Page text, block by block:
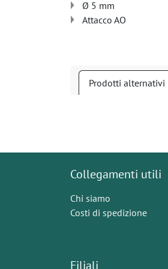
Ø 5 mm
Attacco AO
Prodotti alternativi
Collegamenti utili
Chi siamo
Costi di spedizione
Filiali